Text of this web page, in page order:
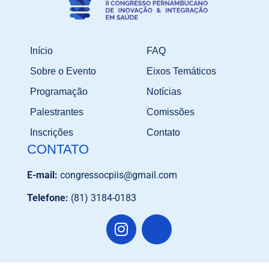
Início
Sobre o Evento
Programação
Palestrantes
Inscrições
FAQ
Eixos Temáticos
Notícias
Comissões
Contato
CONTATO
E-mail: congressocpiis@gmail.com
Telefone: (81) 3184-0183